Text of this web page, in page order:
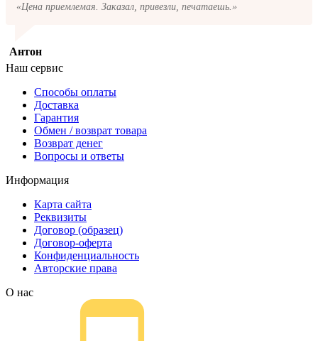
«Цена приемлемая. Заказал, привезли, печатаешь.»
Антон
Наш сервис
Способы оплаты
Доставка
Гарантия
Обмен / возврат товара
Возврат денег
Вопросы и ответы
Информация
Карта сайта
Реквизиты
Договор (образец)
Договор-оферта
Конфиденциальность
Авторские права
О нас